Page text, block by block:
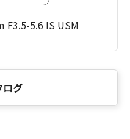
F3.5-5.6 IS USM
ログ